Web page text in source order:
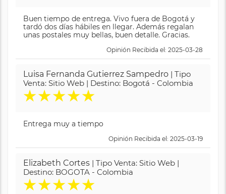
Buen tiempo de entrega. Vivo fuera de Bogotá y
tardó dos días hábiles en llegar. Además regalan
unas postales muy bellas, buen detalle. Gracias.
Opinión Recibida el: 2025-03-28
Luisa Fernanda Gutierrez Sampedro | Tipo
Venta: Sitio Web | Destino: Bogotá - Colombia
★★★★★
Entrega muy a tiempo
Opinión Recibida el: 2025-03-19
Elizabeth Cortes | Tipo Venta: Sitio Web |
Destino: BOGOTA - Colombia
★★★★★